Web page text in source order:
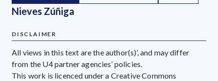
Nieves Zúñiga
DISCLAIMER
All views in this text are the author(s)’, and may differ
from the U4 partner agencies’ policies.
This work is licenced under a Creative Commons